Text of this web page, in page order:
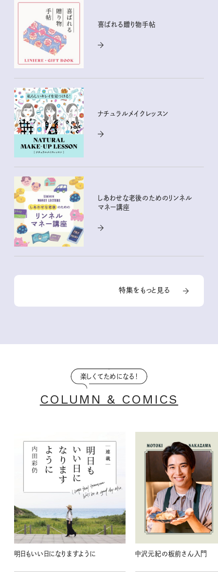
喜ばれる贈り物手帖
ナチュラルメイクレッスン
しあわせな老後のためのリンネル
マネー講座
特集をもっと見る
楽しくてためになる！
COLUMN & COMICS
明日もいい日になりますように 中沢元紀の板前さん入門